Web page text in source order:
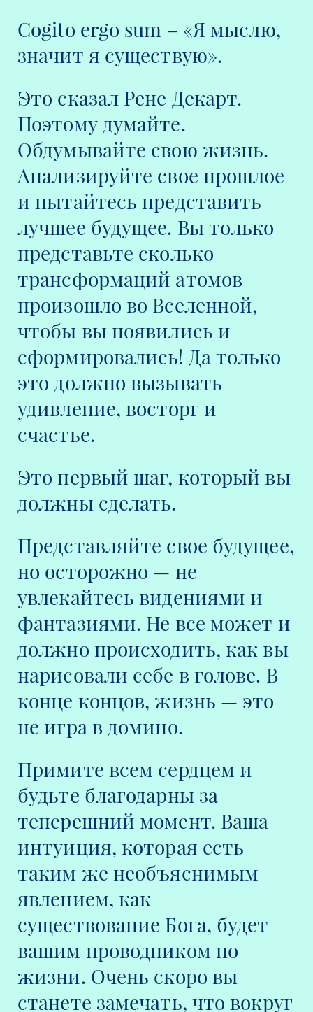
Cogito ergo sum – «Я мыслю,
значит я существую».
Это сказал Рене Декарт.
Поэтому думайте.
Обдумывайте свою жизнь.
Анализируйте свое прошлое
и пытайтесь представить
лучшее будущее. Вы только
представьте сколько
трансформаций атомов
произошло во Вселенной,
чтобы вы появились и
сформировались! Да только
это должно вызывать
удивление, восторг и
счастье.
Это первый шаг, который вы
должны сделать.
Представляйте свое будущее,
но осторожно — не
увлекайтесь видениями и
фантазиями. Не все может и
должно происходить, как вы
нарисовали себе в голове. В
конце концов, жизнь — это
не игра в домино.
Примите всем сердцем и
будьте благодарны за
теперешний момент. Ваша
интуиция, которая есть
таким же необъяснимым
явлением, как
существование Бога, будет
вашим проводником по
жизни. Очень скоро вы
станете замечать, что вокруг